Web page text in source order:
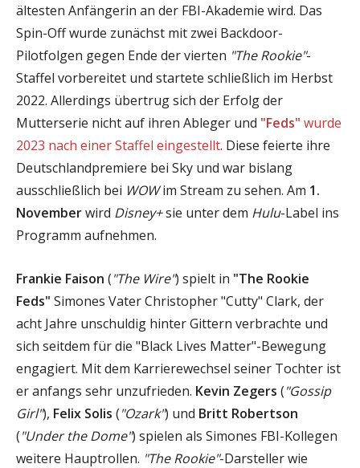
ältesten Anfängerin an der FBI-Akademie wird. Das
Spin-Off wurde zunächst mit zwei Backdoor-
Pilotfolgen gegen Ende der vierten "The Rookie"-
Staffel vorbereitet und startete schließlich im Herbst
2022. Allerdings übertrug sich der Erfolg der
Mutterserie nicht auf ihren Ableger und "Feds" wurde
2023 nach einer Staffel eingestellt. Diese feierte ihre
Deutschlandpremiere bei Sky und war bislang
ausschließlich bei WOWim Stream zu sehen. Am 1.
Novemberwird Disney+sie unter dem Hulu-Label ins
Programm aufnehmen.
Frankie Faison ("The Wire") spielt in "The Rookie
Feds" Simones Vater Christopher "Cutty" Clark, der
acht Jahre unschuldig hinter Gittern verbrachte und
sich seitdem für die "Black Lives Matter"-Bewegung
engagiert. Mit dem Karrierewechsel seiner Tochter ist
er anfangs sehr unzufrieden. Kevin Zegers ("Gossip
Girl"), Felix Solis ("Ozark") und Britt Robertson
("Under the Dome") spielen als Simones FBI-Kollegen
weitere Hauptrollen. "The Rookie"-Darsteller wie